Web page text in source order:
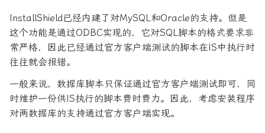
InstallShield已经内建了对MySQL和Oracle的支持。但是
这个功能是通过ODBC实现的，它对SQL脚本的格式要求非
常严格，因此已经通过官方客户端测试的脚本在IS中执行时
往往就会报错。
一般来说，数据库脚本只保证通过官方客户端测试即可，同
时维护一份供IS执行的脚本费时费力。因此，考虑安装程序
对两数据库的支持通过官方客户端实现。